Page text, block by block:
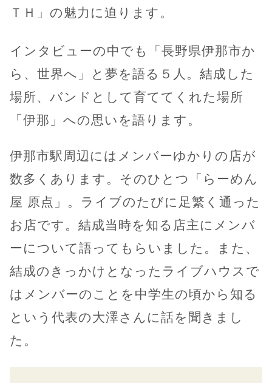
ＴＨ」の魅力に迫ります。
インタビューの中でも「長野県伊那市か
ら、世界へ」と夢を語る５人。結成した
場所、バンドとして育ててくれた場所
「伊那」への思いを語ります。
伊那市駅周辺にはメンバーゆかりの店が
数多くあります。そのひとつ「らーめん
屋 原点」。ライブのたびに足繁く通った
お店です。結成当時を知る店主にメンバ
ーについて語ってもらいました。また、
結成のきっかけとなったライブハウスで
はメンバーのことを中学生の頃から知る
という代表の大澤さんに話を聞きまし
た。